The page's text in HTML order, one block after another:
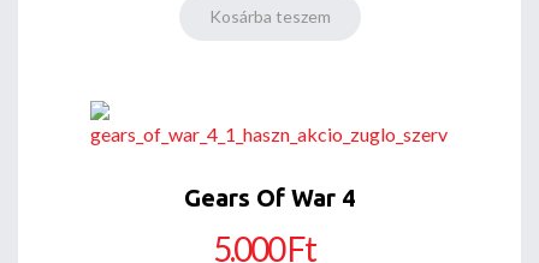
Gears Of War 4
5.000 Ft